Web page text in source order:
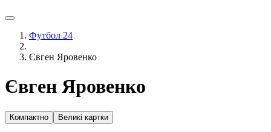
Футбол 24
Євген Яровенко
Євген Яровенко
Компактно Великі картки